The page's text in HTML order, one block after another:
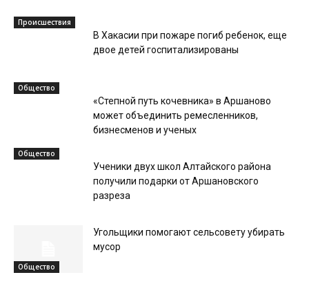
Происшествия
В Хакасии при пожаре погиб ребенок, еще
двое детей госпитализированы
Общество
«Степной путь кочевника» в Аршаново
может объединить ремесленников,
бизнесменов и ученых
Общество
Ученики двух школ Алтайского района
получили подарки от Аршановского
разреза
Общество
Угольщики помогают сельсовету убирать
мусор